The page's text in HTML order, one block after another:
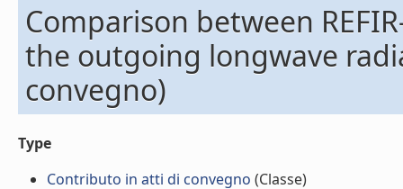
Comparison between
the outgoing longwave
convegno)
Type
Contributo in atti di convegno (Classe)